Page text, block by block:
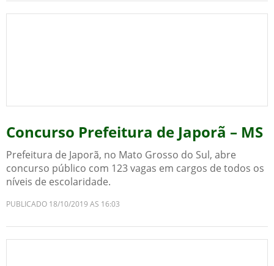
Concurso Prefeitura de Japorã – MS
Prefeitura de Japorã, no Mato Grosso do Sul, abre
concurso público com 123 vagas em cargos de todos os
níveis de escolaridade.
PUBLICADO 18/10/2019 AS 16:03